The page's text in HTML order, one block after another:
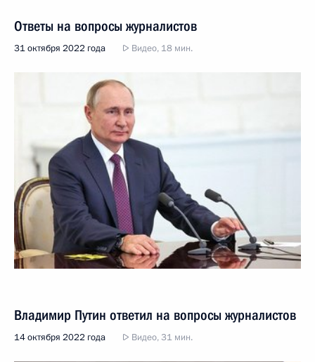
Ответы на вопросы журналистов
31 октября 2022 года Видео, 18 мин.
Владимир Путин ответил на вопросы журналистов
14 октября 2022 года Видео, 31 мин.